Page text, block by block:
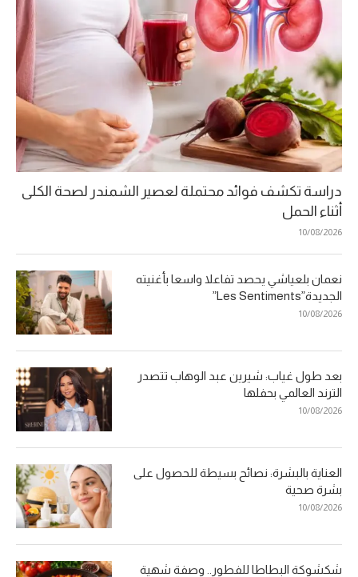
دراسة تكشف فوائد محتملة لعصير الشمندر لصحة الكلى
أثناء الحمل
10/08/2026
نعمان بلعياشي يحصد تفاعلا واسعا بأغنيته
الجديدة”Les Sentiments”
10/08/2026
بعد طول غياب: شيرين عبد الوهاب تتصدر
الترند العالمي بحفلها
10/08/2026
العناية بالبشرة: نصائح بسيطة للحصول على
بشرة صحية
10/08/2026
شكشوكة البطاطا للفطور.. وصفة شهية